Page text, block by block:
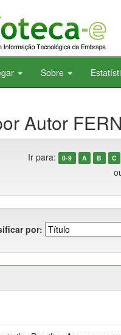
Sobre
Autor
Ir para: 0-9 A B C
por: